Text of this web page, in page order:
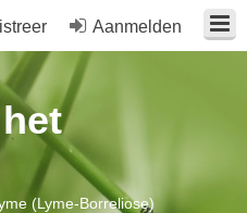
Aanmelden
(Lyme-Borreliose)